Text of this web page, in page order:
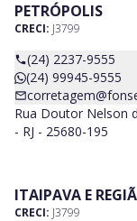
PETRÓPOLIS
CRECI: J3799
(24) 2237-9555
(24) 99945-9555
Rua Doutor Nelson
- RJ - 25680-195
ITAIPAVA E
CRECI: J3799